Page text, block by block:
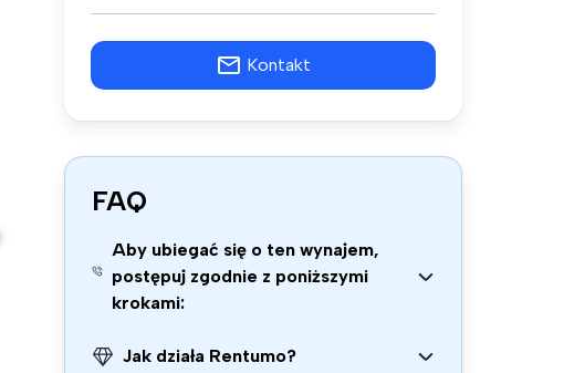
Kontakt
FAQ
Aby ubiegać się o ten wynajem,
postępuj zgodnie z poniższymi
krokami:
Jak działa Rentumo?